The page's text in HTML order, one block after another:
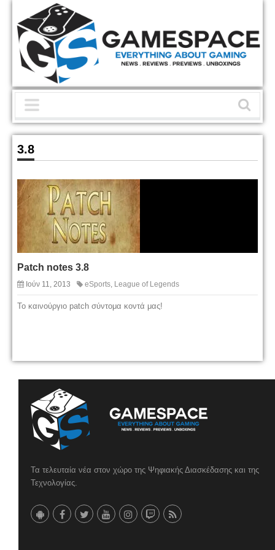
3.8
Patch notes 3.8
Ιούν 11, 2013 eSports, League of Legends
To καινούργιο patch σύντομα κοντά μας!
Τα τελευταία νέα στον χώρο της Ψηφιακής Διασκέδασης και της
Τεχνολογίας.